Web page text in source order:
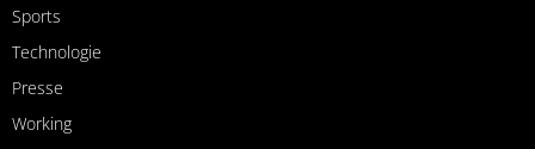
Sports
Technologie
Presse
Working